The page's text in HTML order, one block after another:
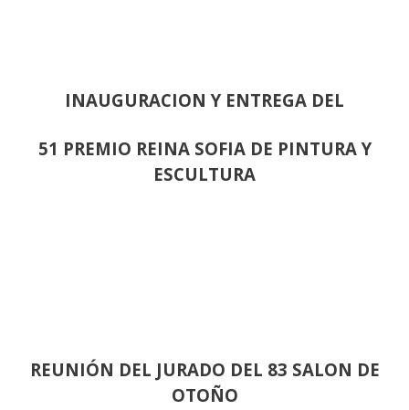
INAUGURACION Y ENTREGA DEL
51 PREMIO REINA SOFIA DE PINTURA Y
ESCULTURA
REUNIÓN DEL JURADO DEL 83 SALON DE
OTOÑO